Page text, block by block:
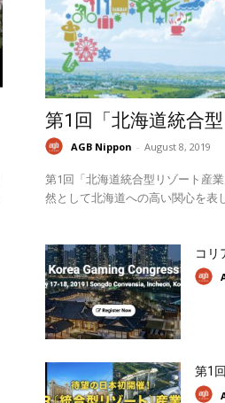
第1回「北海道統合
AGB Nippon - August 8, 2019
第1回「北海道統合型リゾート産
然として北海道への高い関心を表
コリ
第1